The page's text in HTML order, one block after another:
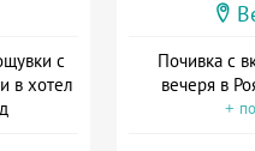
с
в хотел
Почивка с
вечеря в
+